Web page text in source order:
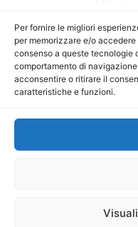
Per fornire le migliori
per memorizzare e/o
consenso a queste tecnologie
comportamento di
acconsentire o ritirare il
caratteristiche e funzioni.
Direttore
Direttore
Mercurio
iscritta al Registro
Sito gestito daLa